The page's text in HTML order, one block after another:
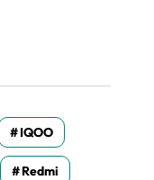
IQOO
Redmi